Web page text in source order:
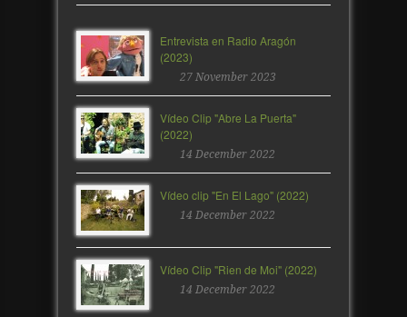
Entrevista en Radio Aragón
(2023)
27 November 2023
Vídeo Clip "Abre La Puerta"
(2022)
14 December 2022
Vídeo clip "En El Lago" (2022)
14 December 2022
Vídeo Clip "Rien de Moi" (2022)
14 December 2022